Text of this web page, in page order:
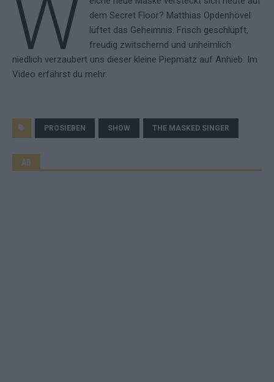
W
dem Secret Floor? Matthias Opdenhövel
lüftet das Geheimnis. Frisch geschlüpft,
freudig zwitschernd und unheimlich
niedlich verzaubert uns dieser kleine Piepmatz auf Anhieb. Im
Video erfährst du mehr.
PROSIEBEN SHOW THE MASKED SINGER
AD